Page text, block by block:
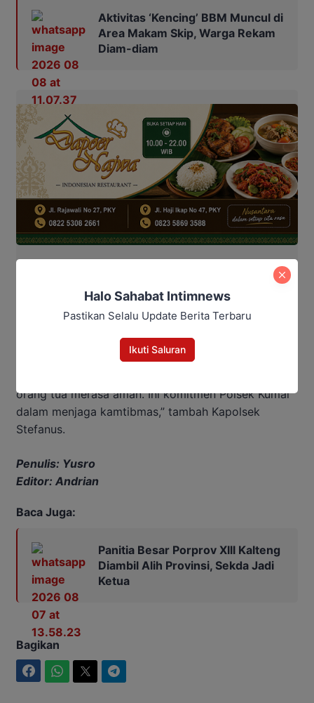
Aktivitas ‘Kencing’ BBM Muncul di
Area Makam Skip, Warga Rekam
Diam-diam
Kegiatan sosialisasi selesai pukul 10.30 WIB dan
memastikan pemantauan keamanan sekolah akan
dilakukan secara berkelanjutan.
orang tua merasa aman. Ini komitmen Polsek Kumai
dalam menjaga kamtibmas,” tambah Kapolsek
Stefanus.
Penulis: Yusro
Editor: Andrian
Baca Juga:
Panitia Besar Porprov Xlll Kalteng
Diambil Alih Provinsi, Sekda Jadi
Ketua
Bagikan
Halo Sahabat Intimnews
Pastikan Selalu Update Berita Terbaru
Ikuti Saluran